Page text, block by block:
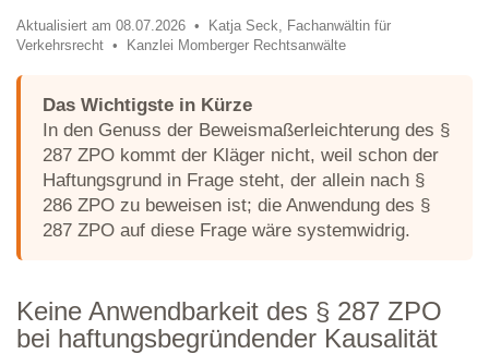
Aktualisiert am 08.07.2026 •
Katja Seck, Fachanwältin für
Verkehrsrecht •
Kanzlei Momberger Rechtsanwälte
Das Wichtigste in Kürze
In den Genuss der Beweismaßerleichterung des §
287 ZPO kommt der Kläger nicht, weil schon der
Haftungsgrund in Frage steht, der allein nach §
286 ZPO zu beweisen ist; die Anwendung des §
287 ZPO auf diese Frage wäre systemwidrig.
Keine Anwendbarkeit des § 287 ZPO
bei haftungsbegründender Kausalität